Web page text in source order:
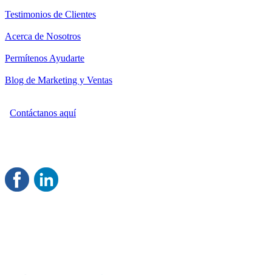
Testimonios de Clientes
Acerca de Nosotros
Permítenos Ayudarte
Blog de Marketing y Ventas
Contáctanos aquí